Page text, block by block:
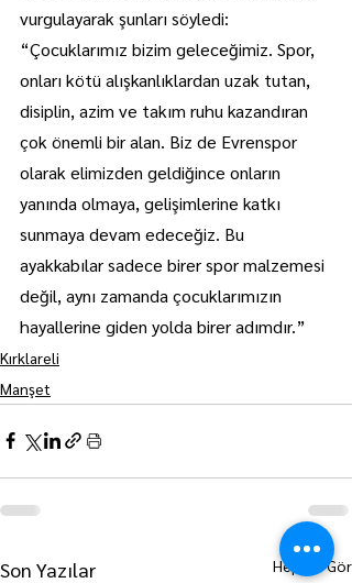
vurgulayarak şunları söyledi:
“Çocuklarımız bizim geleceğimiz. Spor,
onları kötü alışkanlıklardan uzak tutan,
disiplin, azim ve takım ruhu kazandıran
çok önemli bir alan. Biz de Evrenspor
olarak elimizden geldiğince onların
yanında olmaya, gelişimlerine katkı
sunmaya devam edeceğiz. Bu
ayakkabılar sadece birer spor malzemesi
değil, aynı zamanda çocuklarımızın
hayallerine giden yolda birer adımdır.”
Kırklareli
Manşet
Son Yazılar Hepsini Gör